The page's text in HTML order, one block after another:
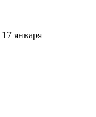
17 января